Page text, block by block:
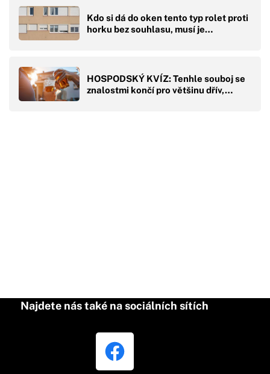
Kdo si dá do oken tento typ rolet proti
horku bez souhlasu, musí je…
HOSPODSKÝ KVÍZ: Tenhle souboj se
znalostmi končí pro většinu dřív,…
Najdete nás také na sociálních sítích